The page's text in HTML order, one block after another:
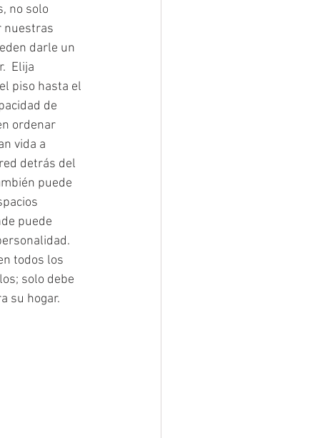
no solo
nuestras
darle un
Elija
piso hasta el
de
ordenar
vida a
detrás del
puede
puede
todos los
solo debe
su hogar.